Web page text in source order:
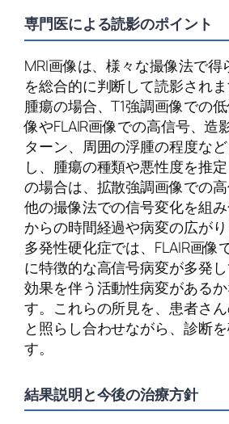
専門医による読影のポイント
MRI画像は、様々な撮像法で得
を総合的に判断して読影され
腫瘍の場合、T1強調画像での
像やFLAIR画像での高信号、造
ターン、周囲の浮腫の程度な
し、腫瘍の種類や悪性度を推
の場合は、拡散強調画像での高
他の撮像法での信号変化を組
からの時間経過や病変の広がり
多発性硬化症では、FLAIR画像
に特徴的な高信号病変が多発
効果を伴う活動性病変がある
す。これらの所見を、患者さ
と照らし合わせながら、診断
す。
結果説明と今後の治療方針